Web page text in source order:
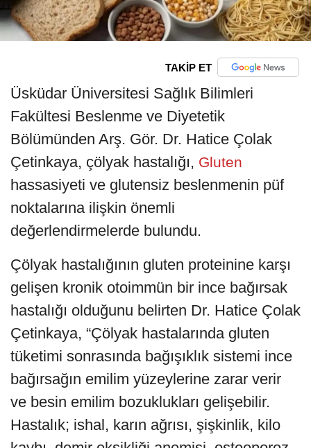
TAKİP ET
Üsküdar Üniversitesi Sağlık Bilimleri
Fakültesi Beslenme ve Diyetetik
Bölümünden Arş. Gör. Dr. Hatice Çolak
Çetinkaya, çölyak hastalığı, Gluten
hassasiyeti ve glutensiz beslenmenin püf
noktalarına ilişkin önemli
değerlendirmelerde bulundu.
Çölyak hastalığının gluten proteinine karşı
gelişen kronik otoimmün bir ince bağırsak
hastalığı olduğunu belirten Dr. Hatice Çolak
Çetinkaya, “Çölyak hastalarında gluten
tüketimi sonrasında bağışıklık sistemi ince
bağırsağın emilim yüzeylerine zarar verir
ve besin emilim bozuklukları gelişebilir.
Hastalık; ishal, karın ağrısı, şişkinlik, kilo